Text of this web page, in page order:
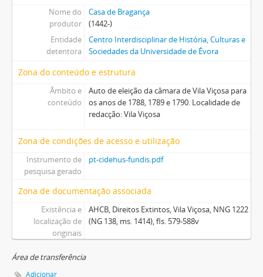
Nome do
produtor
Casa de Bragança
(1442-)
Entidade
detentora
Centro Interdisciplinar de História, Culturas e
Sociedades da Universidade de Évora
Zona do conteúdo e estrutura
Âmbito e
conteúdo
Auto de eleição da câmara de Vila Viçosa para
os anos de 1788, 1789 e 1790. Localidade de
redacção: Vila Viçosa
Zona de condições de acesso e utilização
Instrumento de
pesquisa gerado
pt-cidehus-fundis.pdf
Zona de documentação associada
Existência e
localização de
originais
AHCB, Direitos Extintos, Vila Viçosa, NNG 1222
(NG 138, ms. 1414), fls. 579-588v
Área de transferência
Adicionar